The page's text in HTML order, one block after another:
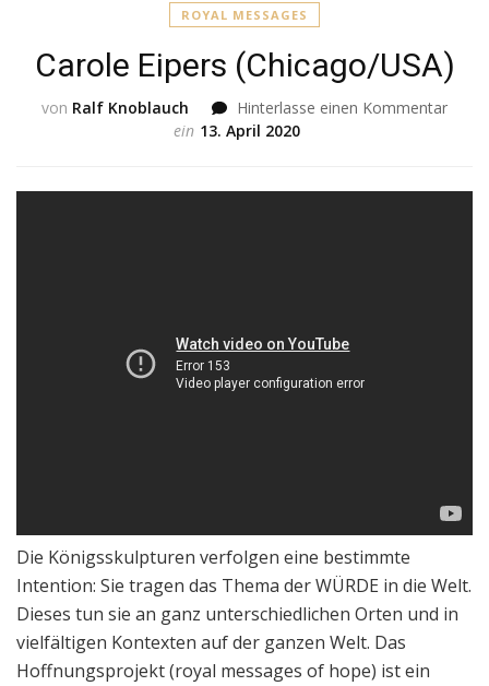
ROYAL MESSAGES
Carole Eipers (Chicago/USA)
von Ralf Knoblauch
ein 13. April 2020
Hinterlasse einen Kommentar
Die Königsskulpturen verfolgen eine bestimmte
Intention: Sie tragen das Thema der WÜRDE in die Welt.
Dieses tun sie an ganz unterschiedlichen Orten und in
vielfältigen Kontexten auf der ganzen Welt. Das
Hoffnungsprojekt (royal messages of hope) ist ein